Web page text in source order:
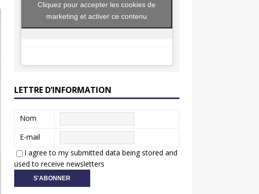
Cliquez pour accepter les cookies de
marketing et activer ce contenu
LETTRE D’INFORMATION
Nom
E-mail
I agree to my submitted data being stored and
used to receive newsletters